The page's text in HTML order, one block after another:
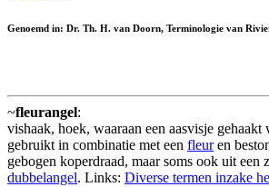
Genoemd in: Dr. Th. H. van Doorn, Terminologie van
~fleurangel:
vishaak, hoek, waaraan een aasvisje
gebruikt in combinatie met een fleuren
gebogen koperdraad, maar soms ook uit een
dubbelangel. Links: Diverse termen inzake